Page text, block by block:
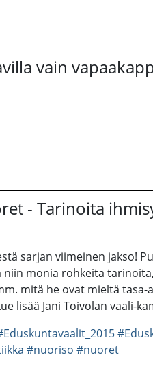
vain
- Tarinoita
sarjan viimeinen jakso!
niin monia rohkeita
mitä he ovat mieltä
lisää Jani Toivolan vaali-
#nuoriso #nuoret